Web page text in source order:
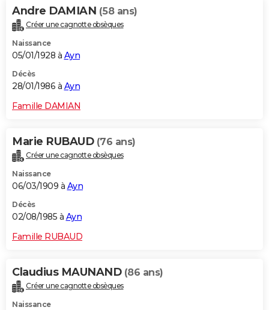
Andre DAMIAN (58 ans)
Créer une cagnotte obsèques
Naissance
05/01/1928 à Ayn
Décès
28/01/1986 à Ayn
Famille DAMIAN
Marie RUBAUD (76 ans)
Créer une cagnotte obsèques
Naissance
06/03/1909 à Ayn
Décès
02/08/1985 à Ayn
Famille RUBAUD
Claudius MAUNAND (86 ans)
Créer une cagnotte obsèques
Naissance